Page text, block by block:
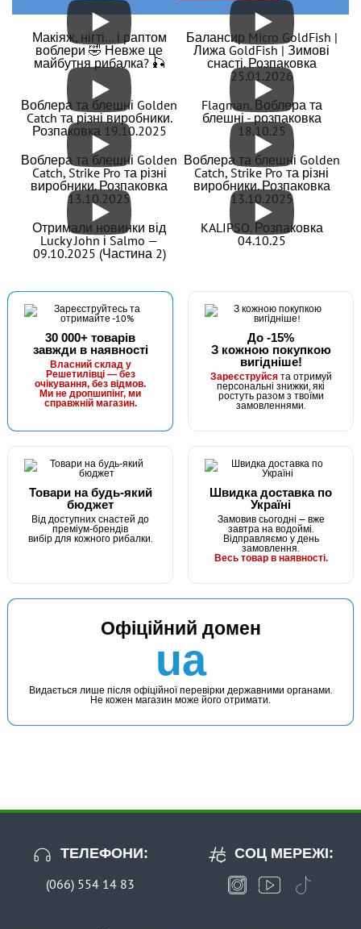
Макіяж, нігті… і раптом
воблери 🤣 Невже це
майбутня рибалка? 🎣
Балансир Micro GoldFish |
Лижа GoldFish | Зимові
снасті. Розпаковка
25.01.2026
Воблера та блешні Golden
Catch та різні виробники.
Розпаковка 19.10.2025
Flagman. Воблера та
блешні - розпаковка
18.10.25
Воблера та блешні Golden
Catch, Strike Pro та різні
виробники. Розпаковка
13.10.2025
Воблера та блешні Golden
Catch, Strike Pro та різні
виробники. Розпаковка
13.10.2025
Отримали новинки від
Lucky John і Salmo —
09.10.2025 (Частина 2)
KALIPSO. Розпаковка
04.10.25
30 000+ товарів
завжди в наявності
Власний склад у
Решетилівці — без
очікування, без відмов.
Ми не дропшипінг, ми
справжній магазин.
До -15%
З кожною покупкою
вигідніше!
Зареєструйсята отримуй
персональні знижки, які
ростуть разом з твоїми
замовленнями.
Товари на будь-який
бюджет
Від доступних снастей до
преміум-брендів
вибір для кожного рибалки.
Швидка доставка по
Україні
Замовив сьогодні — вже
завтра на водоймі.
Відправляємо у день
замовлення.
Весь товар в наявності.
Офіційний домен
ua
Видається лише після офіційної перевірки державними органами.
Не кожен магазин може його отримати.
ТЕЛЕФОНИ:
(066) 554 14 83
СОЦ МЕРЕЖІ: